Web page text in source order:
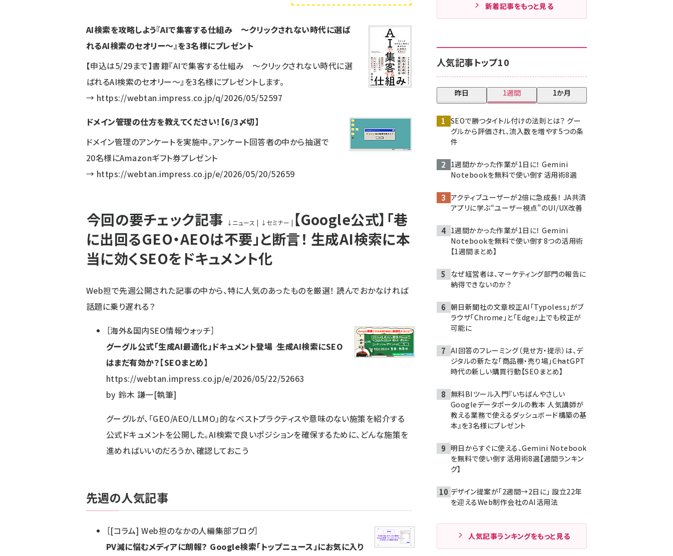
AI検索を攻略しよう『AIで集客する仕組み ～クリックされない時代に選ば
れるAI検索のセオリー～』を3名様にプレゼント
【申込は5/29まで】書籍『AIで集客する仕組み ～クリックされない時代に選
ばれるAI検索のセオリー～』を3名様にプレゼントします。
→ https://webtan.impress.co.jp/q/2026/05/52597
ドメイン管理の仕方を教えてください！【6/3〆切】
ドメイン管理のアンケートを実施中。アンケート回答者の中から抽選で
20名様にAmazonギフト券プレゼント
→ https://webtan.impress.co.jp/e/2026/05/20/52659
今回の要チェック記事 ↓ ニュース | ↓ セミナー | 【Google公式】「巷
に出回るGEO・AEOは不要」と断言！ 生成AI検索に本
当に効くSEOをドキュメント化
Web担で先週公開された記事の中から、特に人気のあったものを厳選！ 読んでおかなければ
話題に乗り遅れる？
［海外&国内SEO情報ウォッチ］
グーグル公式「生成AI最適化」ドキュメント登場 ―― 生成AI検索にSEO
はまだ有効か？【SEOまとめ】
https://webtan.impress.co.jp/e/2026/05/22/52663
by 鈴木 謙一[執筆]
グーグルが、「GEO/AEO/LLMO」的なベストプラクティスや意味のない施策を紹介する
公式ドキュメントを公開した。AI検索で良いポジションを確保するために、どんな施策を
進めればいいのだろうか、確認しておこう
先週の人気記事
［[コラム] Web担のなかの人――編集部ブログ］
PV減に悩むメディアに朗報？ Google検索「トップニュース」にお気に入り
新着記事をもっと見る
人気記事トップ10
昨日 1週間 1か月
SEOで勝つタイトル付けの法則とは？ グー
グルから評価され、流入数を増やす5つの条
件
1週間かかった作業が1日に！ Gemini
Notebookを無料で使い倒す活用術8選
アクティブユーザーが2倍に急成長！ JA共済
アプリに学ぶ“ユーザー視点”のUI/UX改善
1週間かかった作業が1日に！ Gemini
Notebookを無料で使い倒す8つの活用術
【1週間まとめ】
なぜ経営者は、マーケティング部門の報告に
納得できないのか？
朝日新聞社の文章校正AI「Typoless」がブ
ラウザ「Chrome」と「Edge」上でも校正が
可能に
AI回答のフレーミング（見せ方・提示）は、デ
ジタルの新たな「商品棚・売り場」――ChatGPT
時代の新しい購買行動【SEOまとめ】
無料BIツール入門『いちばんやさしい
Googleデータポータルの教本 人気講師が
教える業務で使えるダッシュボード構築の基
本』を3名様にプレゼント
明日からすぐに使える、Gemini Notebook
を無料で使い倒す活用術8選【週間ランキン
グ】
デザイン提案が「2週間→2日に」 設立22年
を迎えるWeb制作会社のAI活用法
人気記事ランキングをもっと見る